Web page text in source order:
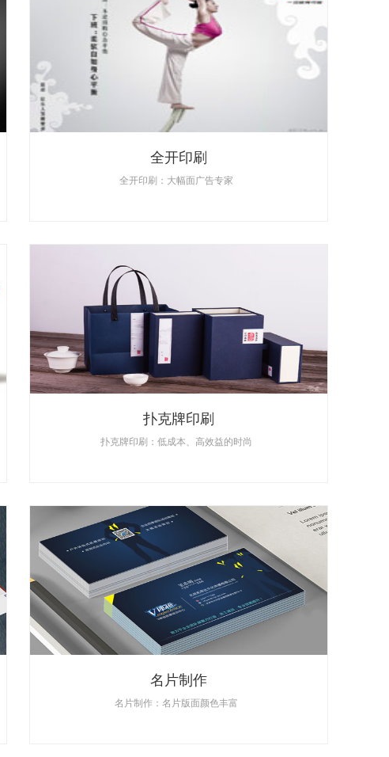
全开印刷
全开印刷：大幅面广告专家
扑克牌印刷
扑克牌印刷：低成本、高效益的时尚
名片制作
名片制作：名片版面颜色丰富